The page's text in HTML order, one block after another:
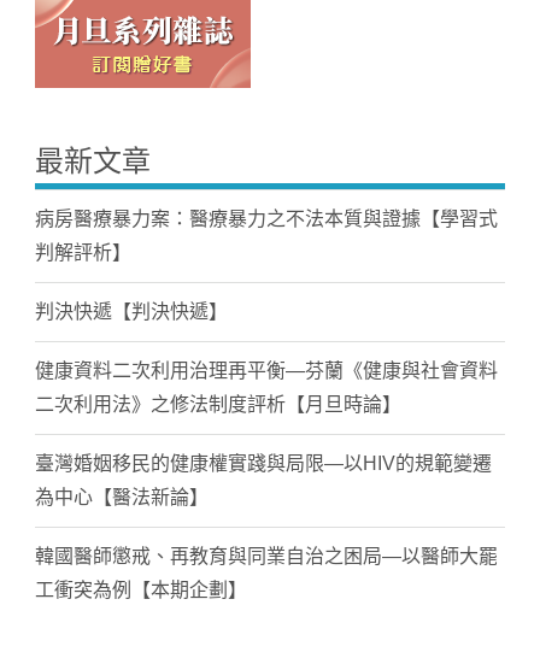
最新文章
病房醫療暴力案：醫療暴力之不法本質與證據【學習式
判解評析】
判決快遞【判決快遞】
健康資料二次利用治理再平衡—芬蘭《健康與社會資料
二次利用法》之修法制度評析【月旦時論】
臺灣婚姻移民的健康權實踐與局限—以HIV的規範變遷
為中心【醫法新論】
韓國醫師懲戒、再教育與同業自治之困局—以醫師大罷
工衝突為例【本期企劃】